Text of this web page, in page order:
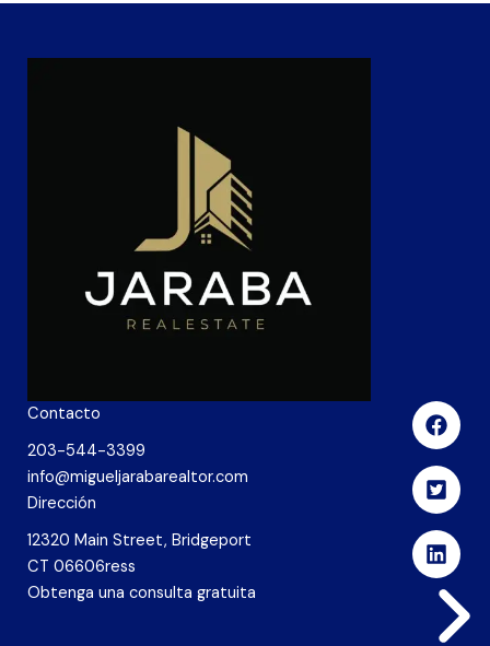
Contacto
203-544-3399
info@migueljarabarealtor.com
Dirección
12320 Main Street, Bridgeport
CT 06606ress
Obtenga una consulta gratuita